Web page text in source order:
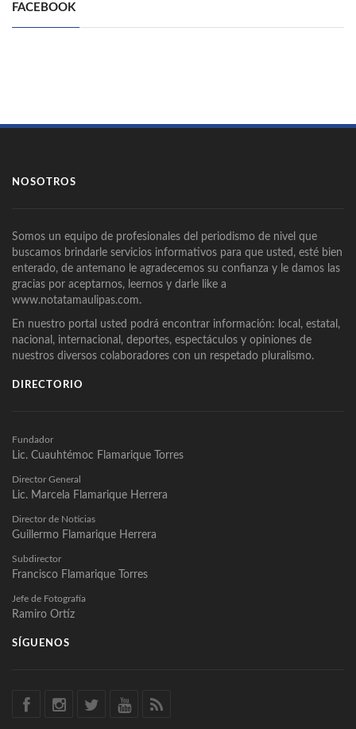
FACEBOOK
NOSOTROS
Somos un equipo de profesionales del periodismo de nivel que
buscamos brindarle servicios informativos para que usted, esté bien
enterado, de antemano le agradecemos su confianza y le damos las
gracias por aceptarnos, leernos y darle like a
www.notatamaulipas.com.
En nuestro portal usted podrá encontrar información: local, estatal,
nacional, internacional, deportes, espectáculos y opiniones de
nuestros diversos colaboradores con un respetado pluralismo.
DIRECTORIO
Fundador
Lic. Cuauhtémoc Flamarique Torres
Director General
Lic. Marcela Flamarique Herrera
Director de Noticias
Guillermo Flamarique Herrera
Subdirector
Francisco Flamarique Torres
Jefe de Fotografía
Ramiro Ortíz
SÍGUENOS